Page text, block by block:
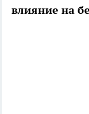
влияние на